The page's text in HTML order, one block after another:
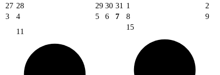
27 28 29 30 31 1
2
3
4 5 6 7 8 9
11
15